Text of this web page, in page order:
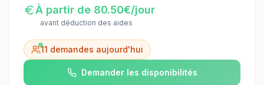
À partir de 80.50€/jour
avant déduction des aides
11 demandes aujourd'hui
Demander les disponibilités